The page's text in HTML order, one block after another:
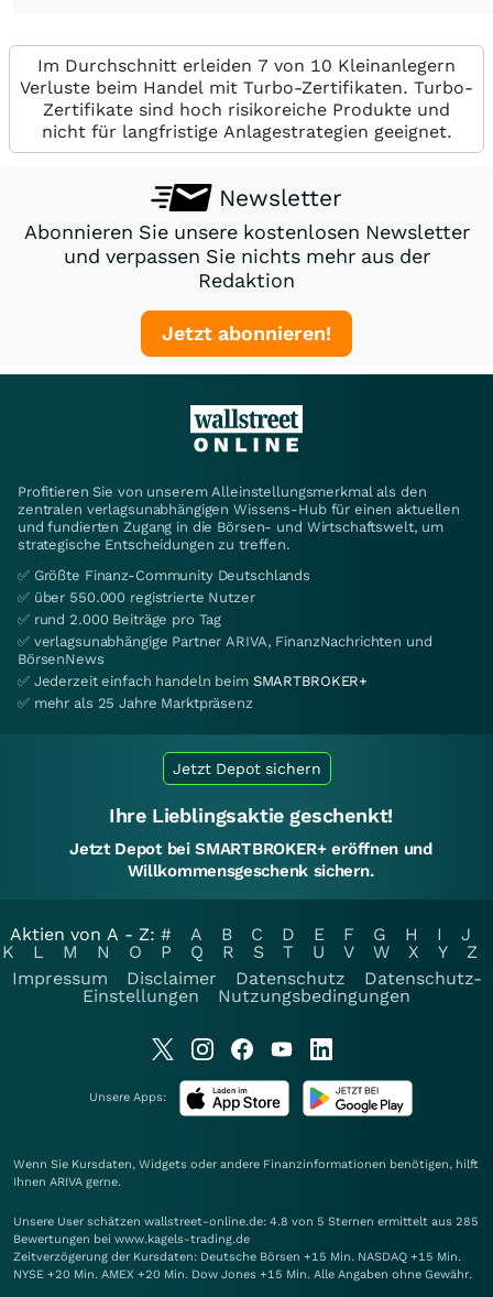
Im Durchschnitt erleiden 7 von 10 Kleinanlegern
Verluste beim Handel mit Turbo-Zertifikaten. Turbo-
Zertifikate sind hoch risikoreiche Produkte und
nicht für langfristige Anlagestrategien geeignet.
Newsletter
Abonnieren Sie unsere kostenlosen Newsletter
und verpassen Sie nichts mehr aus der
Redaktion
Jetzt abonnieren!
Profitieren Sie von unserem Alleinstellungsmerkmal als den
zentralen verlagsunabhängigen Wissens-Hub für einen aktuellen
und fundierten Zugang in die Börsen- und Wirtschaftswelt, um
strategische Entscheidungen zu treffen.
✅ Größte Finanz-Community Deutschlands
✅ über 550.000 registrierte Nutzer
✅ rund 2.000 Beiträge pro Tag
✅ verlagsunabhängige Partner ARIVA, FinanzNachrichten und
BörsenNews
✅ Jederzeit einfach handeln beim SMARTBROKER+
✅ mehr als 25 Jahre Marktpräsenz
Jetzt Depot sichern
Ihre Lieblingsaktie geschenkt!
Jetzt Depot bei SMARTBROKER+ eröffnen und
Willkommensgeschenk sichern.
Aktien von A - Z: # A B C D E F G H I
J
K
L M N O P Q R S T U V W X Y
Z
Impressum
Disclaimer Datenschutz
Datenschutz-
Einstellungen
Nutzungsbedingungen
Unsere Apps:
Wenn Sie Kursdaten, Widgets oder andere Finanzinformationen benötigen, hilft
Ihnen ARIVA gerne.
Unsere User schätzen wallstreet-online.de: 4.8 von 5 Sternen ermittelt aus 285
Bewertungen bei www.kagels-trading.de
Zeitverzögerung der Kursdaten: Deutsche Börsen +15 Min. NASDAQ +15 Min.
NYSE +20 Min. AMEX +20 Min. Dow Jones +15 Min. Alle Angaben ohne Gewähr.